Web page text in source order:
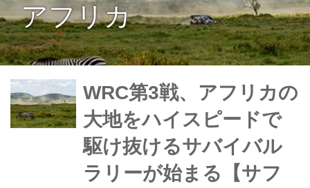
アフリカ
WRC第3戦、アフリカの
大地をハイスピードで
駆け抜けるサバイバル
ラリーが始まる【サフ